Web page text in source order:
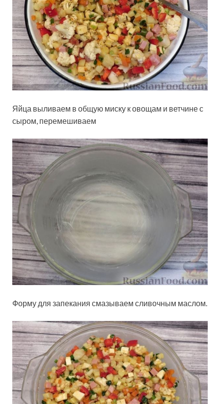
Яйца выливаем в общую миску к овощам и ветчине с
сыром, перемешиваем
Форму для запекания смазываем сливочным маслом.